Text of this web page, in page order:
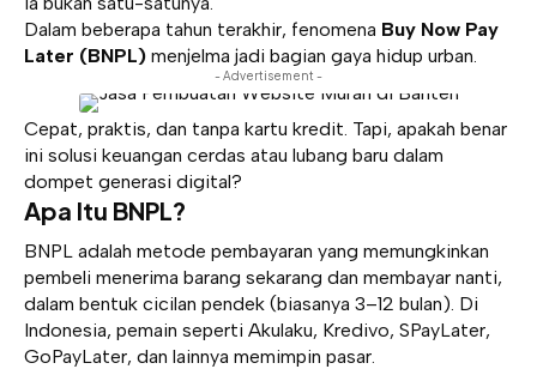
Dalam beberapa tahun terakhir, fenomena Buy Now Pay
Later (BNPL) menjelma jadi bagian gaya hidup urban.
- Advertisement -
Cepat, praktis, dan tanpa kartu kredit. Tapi, apakah benar
ini solusi keuangan cerdas atau lubang baru dalam
dompet generasi digital?
Apa Itu BNPL?
BNPL adalah metode pembayaran yang memungkinkan
pembeli menerima barang sekarang dan membayar nanti,
dalam bentuk cicilan pendek (biasanya 3–12 bulan). Di
Indonesia, pemain seperti Akulaku, Kredivo, SPayLater,
GoPayLater, dan lainnya memimpin pasar.